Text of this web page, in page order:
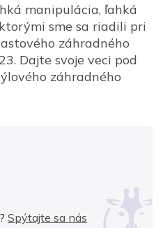
manipulácia, ľahká
sme sa riadili pri
záhradného
Dajte svoje veci pod
záhradného
Spýtajte sa nás